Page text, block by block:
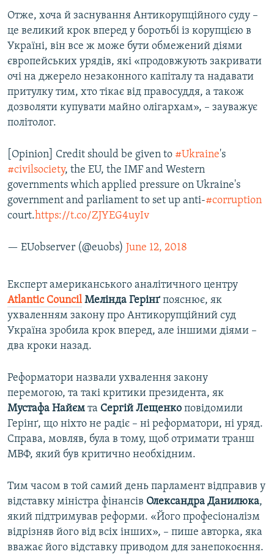
Отже, хоча й заснування Антикорупційного суду –
це великий крок вперед у боротьбі із корупцією в
Україні, він все ж може бути обмежений діями
європейських урядів, які «продовжують закривати
очі на джерело незаконного капіталу та надавати
притулку тим, хто тікає від правосуддя, а також
дозволяти купувати майно олігархам», – зауважує
політолог.
[Opinion] Credit should be given to #Ukraine's
#civilsociety, the EU, the IMF and Western
governments which applied pressure on Ukraine's
government and parliament to set up anti-#corruption
court.https://t.co/ZJYEG4uyIv
— EUobserver (@euobs) June 12, 2018
Експерт американського аналітичного центру
Atlantic Council Мелінда Герінґ пояснює, як
ухваленням закону про Антикорупційний суд
Україна зробила крок вперед, але іншими діями –
два кроки назад.
Реформатори назвали ухвалення закону
перемогою, та такі критики президента, як
Мустафа Найєм та Сергій Лещенко повідомили
Герінґ, що ніхто не радіє – ні реформатори, ні уряд.
Справа, мовляв, була в тому, щоб отримати транш
МВФ, який був критично необхідним.
Тим часом в той самий день парламент відправив у
відставку міністра фінансів Олександра Данилюка,
який підтримував реформи. «Його професіоналізм
відрізняв його від всіх інших», – пише авторка, яка
вважає його відставку приводом для занепокоєння.